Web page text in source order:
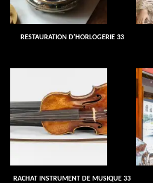
RESTAURATION D'HORLOGERIE 33
RACHAT INSTRUMENT DE MUSIQUE 33